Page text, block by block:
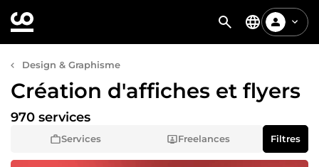
Design & Graphisme
Création d'affiches et flyers
Services Freelances
970 services
Filtres